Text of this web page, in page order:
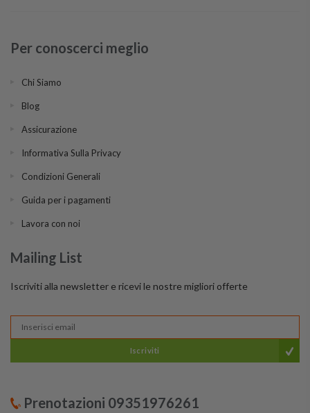
Per conoscerci meglio
Chi Siamo
Blog
Assicurazione
Informativa Sulla Privacy
Condizioni Generali
Guida per i pagamenti
Lavora con noi
Mailing List
Iscriviti alla newsletter e ricevi le nostre migliori offerte
Iscriviti
Prenotazioni 09351976261